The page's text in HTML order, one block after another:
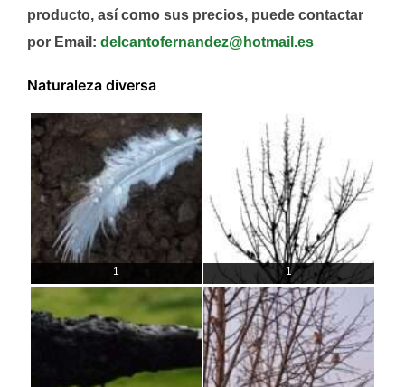
producto, así como sus precios, puede contactar
por Email: delcantofernandez@hotmail.es
Naturaleza diversa
1 1